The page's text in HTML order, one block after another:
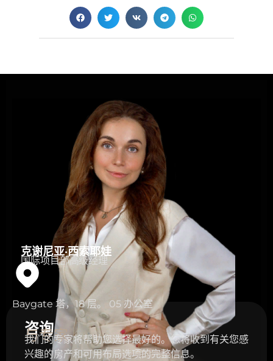
咨询
与专家
我们的专家将帮助您选择最好的。您将收到有关您感
兴趣的房产和可用布局选项的完整信息。
克谢尼亚·西索耶娃
国际项目部高级经理
Baygate 塔，18 层。 05 办公室